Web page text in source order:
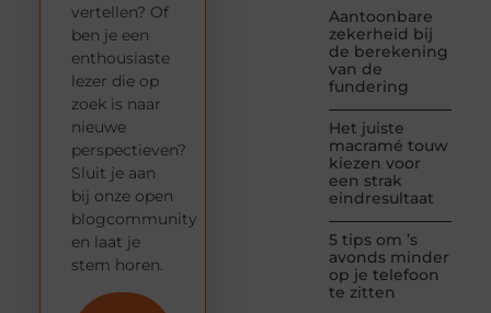
Aantoonbare
zekerheid bij
de berekening
van de
fundering
Het juiste
macramé touw
kiezen voor
een strak
eindresultaat
5 tips om ’s
avonds minder
op je telefoon
te zitten
vertellen? Of
ben je een
enthousiaste
lezer die op
zoek is naar
nieuwe
perspectieven?
Sluit je aan
bij onze open
blogcommunity
en laat je
stem horen.